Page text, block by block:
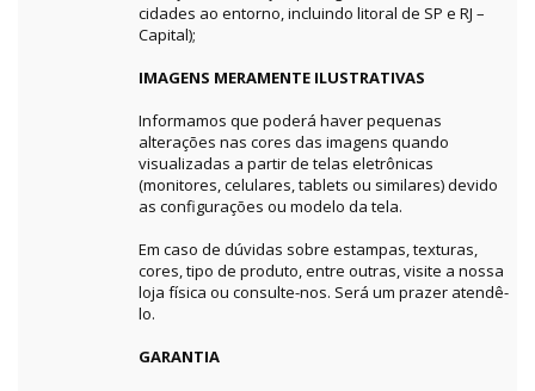
cidades ao entorno, incluindo litoral de SP e RJ –
Capital);
IMAGENS MERAMENTE ILUSTRATIVAS
Informamos que poderá haver pequenas
alterações nas cores das imagens quando
visualizadas a partir de telas eletrônicas
(monitores, celulares, tablets ou similares) devido
as configurações ou modelo da tela.
Em caso de dúvidas sobre estampas, texturas,
cores, tipo de produto, entre outras, visite a nossa
loja física ou consulte-nos. Será um prazer atendê-
lo.
GARANTIA